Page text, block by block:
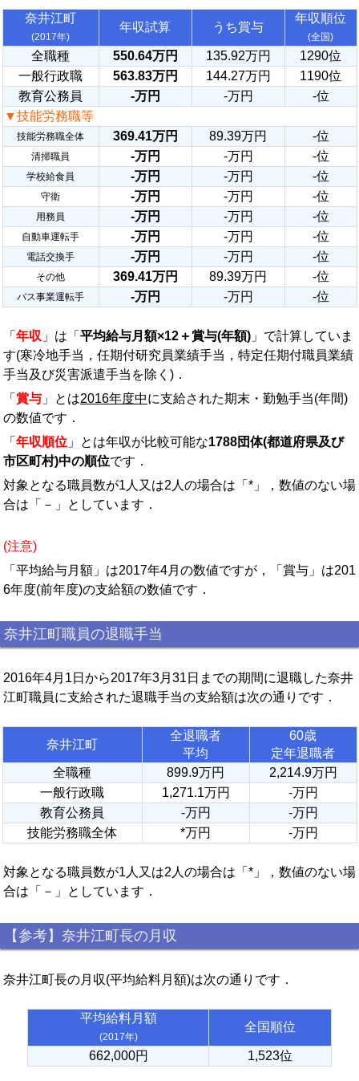
奈井江町
(2017年)
年収試算 うち賞与
年収順位
(全国)
全職種 550.64万円 135.92万円
1290位
一般行政職
563.83万円 144.27万円
1190位
教育公務員
-万円 -万円
-位
▼技能労務職等
技能労務職全体 369.41万円 89.39万円 -位
清掃職員 -万円 -万円 -位
学校給食員 -万円 -万円 -位
守衛 -万円 -万円 -位
用務員 -万円 -万円 -位
自動車運転手 -万円 -万円 -位
電話交換手 -万円 -万円 -位
その他 369.41万円 89.39万円 -位
バス事業運転手 -万円 -万円 -位
「 年収 」は「 平均給与月額×12＋賞与(年額) 」で計算していま
す(寒冷地手当，任期付研究員業績手当，特定任期付職員業績
手当及び災害派遣手当を除く)．
「 賞与 」とは2016年度中に支給された期末・勤勉手当(年間)
の数値です．
「 年収順位 」とは年収が比較可能な1788団体(都道府県及び
市区町村)中の順位です．
対象となる職員数が1人又は2人の場合は「*」，数値のない場
合は「－」としています．
(注意)
「平均給与月額」は2017年4月の数値ですが，「賞与」は201
6年度(前年度)の支給額の数値です．
奈井江町職員の退職手当
2016年4月1日から2017年3月31日までの期間に退職した奈井
江町職員に支給された退職手当の支給額は次の通りです．
奈井江町
全退職者
平均
60歳
定年退職者
全職種
899.9万円
2,214.9万円
一般行政職
1,271.1万円
-万円
教育公務員
-万円
-万円
技能労務職全体
*万円 -万円
対象となる職員数が1人又は2人の場合は「*」，数値のない場
合は「－」としています．
【参考】奈井江町長の月収
奈井江町長の月収(平均給料月額)は次の通りです．
平均給料月額
(2017年)
全国順位
662,000円 1,523位